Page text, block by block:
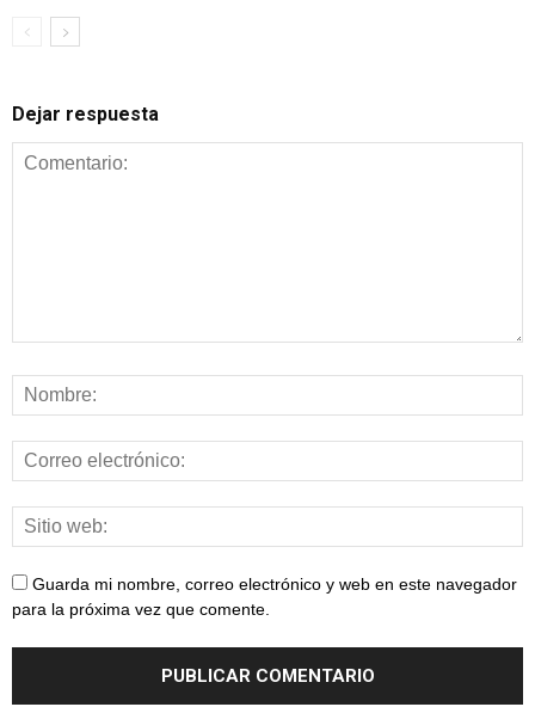
Dejar respuesta
Guarda mi nombre, correo electrónico y web en este navegador
para la próxima vez que comente.